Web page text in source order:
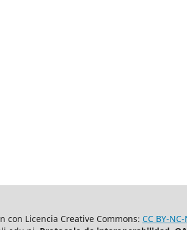
con Licencia Creative Commons: CC BY-